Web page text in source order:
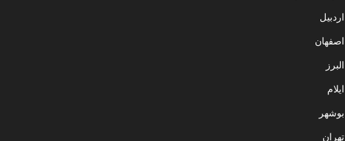
اردبیل
اصفهان
البرز
ایلام
بوشهر
تهران